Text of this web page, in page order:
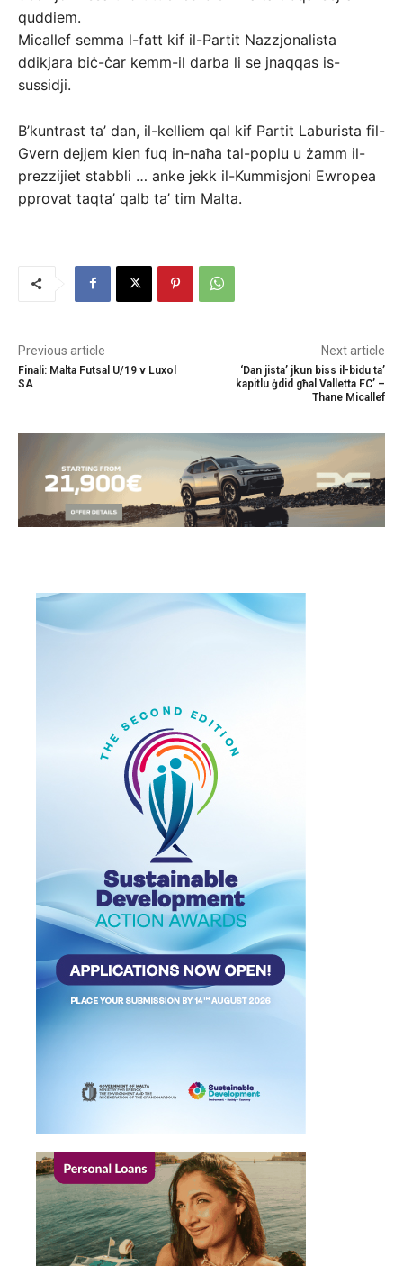
quddiem.
Micallef semma l-fatt kif il-Partit Nazzjonalista
ddikjara biċ-ċar kemm-il darba li se jnaqqas is-
sussidji.
B’kuntrast ta’ dan, il-kelliem qal kif Partit Laburista fil-
Gvern dejjem kien fuq in-naħa tal-poplu u żamm il-
prezzijiet stabbli … anke jekk il-Kummisjoni Ewropea
pprovat taqta’ qalb ta’ tim Malta.
Previous article
Finali: Malta Futsal U/19 v Luxol
SA
Next article
‘Dan jista’ jkun biss il-bidu ta’
kapitlu ġdid għal Valletta FC’ –
Thane Micallef